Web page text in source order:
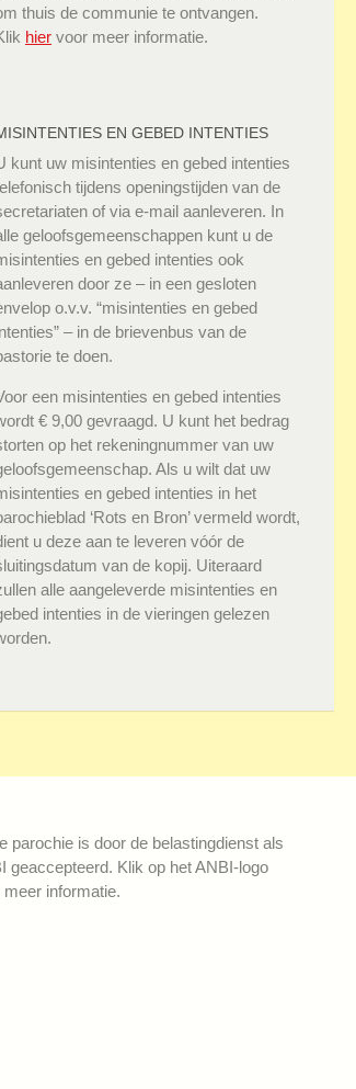
thuis de communie te ontvangen.
hier voor meer informatie.
EN GEBED INTENTIES
kunt uw misintenties en gebed intenties
tijdens openingstijden van de
of via e-mail aanleveren. In
geloofsgemeenschappen kunt u de
en gebed intenties ook
door ze – in een gesloten
o.v.v. “misintenties en gebed
– in de brievenbus van de
te doen.
een misintenties en gebed intenties
€ 9,00 gevraagd. U kunt het bedrag
op het rekeningnummer van uw
Als u wilt dat uw
en gebed intenties in het
‘Rots en Bron’ vermeld wordt,
u deze aan te leveren vóór de
van de kopij. Uiteraard
alle aangeleverde misintenties en
intenties in de vieringen gelezen
parochie is door de belastingdienst als
geaccepteerd. Klik op het ANBI-logo
meer informatie.